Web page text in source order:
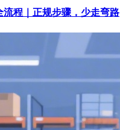
程｜正规步骤，少走弯路